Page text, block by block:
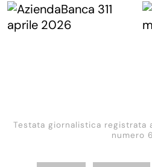
Testata giornalistica registrata
numero